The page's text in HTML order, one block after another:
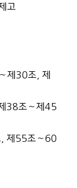
고
제30조, 제
38조∼제45
, 제55조∼60